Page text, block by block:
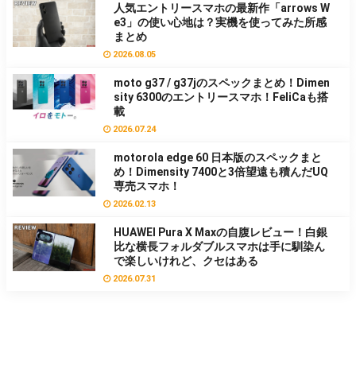
人気エントリースマホの最新作「arrows W
e3」の使い心地は？実機を使ってみた所感
まとめ
2026.08.05
moto g37 / g37jのスペックまとめ！Dimen
sity 6300のエントリースマホ！FeliCaも搭
載
2026.07.24
motorola edge 60 日本版のスペックまと
め！Dimensity 7400と3倍望遠も積んだUQ
専売スマホ！
2026.02.13
HUAWEI Pura X Maxの自腹レビュー！白銀
比な横長フォルダブルスマホは手に馴染ん
で楽しいけれど、クセはある
2026.07.31